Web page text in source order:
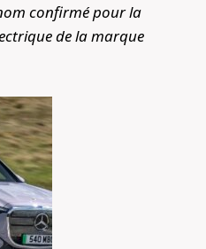
confirmé pour la
de la marque